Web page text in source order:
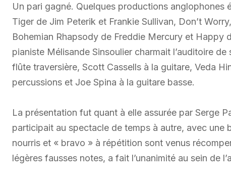
Un pari gagné. Quelques productions
Tiger de Jim Peterik et Frankie Sullivan, Don’t
Bohemian Rhapsody de Freddie Mercury et Happy
pianiste Mélisande Sinsoulier charmait l’auditoire
flûte traversière, Scott Cassells à la guitare, Veda
percussions et Joe Spina à la guitare basse.
La présentation fut quant à elle assurée par Serge
participait au spectacle de temps à autre, avec une
nourris et « bravo » à répétition sont venus
légères fausses notes, a fait l’unanimité au sein de